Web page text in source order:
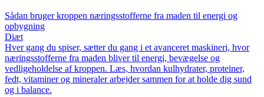
Sådan bruger kroppen næringsstofferne fra maden til energi og
opbygning
Diæt
Hver gang du spiser, sætter du gang i et avanceret maskineri, hvor
næringsstofferne fra maden bliver til energi, bevægelse og
vedligeholdelse af kroppen. Læs, hvordan kulhydrater, proteiner,
fedt, vitaminer og mineraler arbejder sammen for at holde dig sund
og i balance.